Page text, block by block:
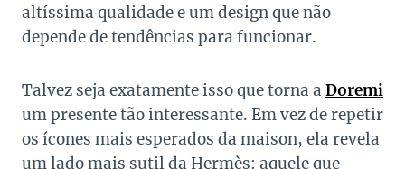
altíssima qualidade e um design que não
depende de tendências para funcionar.
Talvez seja exatamente isso que torna a Doremi
um presente tão interessante. Em vez de repetir
os ícones mais esperados da maison, ela revela
um lado mais sutil da Hermès: aquele que